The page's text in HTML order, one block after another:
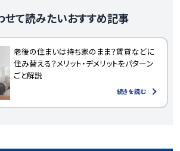
せて読みたいおすすめ記事
老後の住まいは持ち家のまま？賃貸などに
住み替える？メリット・デメリットをパターン
ごと解説
続きを読む